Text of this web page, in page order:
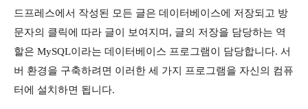
드프레스에서 작성된 모든 글은 데이터베이스에 저장되고 방
문자의 클릭에 따라 글이 보여지며, 글의 저장을 담당하는 역
할은 MySQL이라는 데이터베이스 프로그램이 담당합니다. 서
버 환경을 구축하려면 이러한 세 가지 프로그램을 자신의 컴퓨
터에 설치하면 됩니다.